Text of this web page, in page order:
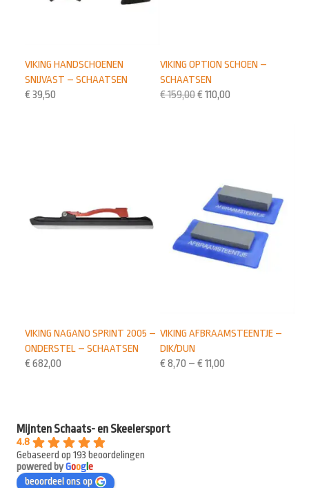
VIKING OPTION SCHOEN –
SCHAATSEN
€159,00€ 110,00
VIKING HANDSCHOENEN
SNIJVAST – SCHAATSEN
€ 39,50
VIKING AFBRAAMSTEENTJE –
DIK/DUN
€ 8,70 – € 11,00
VIKING NAGANO SPRINT 2005 –
ONDERSTEL – SCHAATSEN
€ 682,00
Mijnten Schaats- en Skeelersport
4.8
Gebaseerd op 193 beoordelingen
powered byGooge
beoordeel ons op